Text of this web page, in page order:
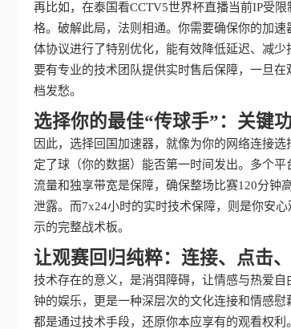
再比如，在泰国看CCTV5世界杯直播当前IP受
格。破解此局，法则相通。你需要确保你的加
体协议进行了特别优化，能有效降低延迟、减
要有专业的技术团队提供实时售后保障，一旦
档发愁。
选择你的最佳“传球手”：关键
因此，选择回国加速器，就像为你的网络连接
定了球（你的数据）能否第一时间发出。多个
流量和独享带宽是保障，确保整场比赛120分钟
泄露。而7x24小时的实时技术保障，则是你安
示的完整战术板。
让观赛回归纯粹：连接、点击
技术存在的意义，是消弭障碍，让情感与热爱
钟的娱乐，更是一种深层次的文化连接和情感
都是通过技术手段，还原你本应享有的观看权